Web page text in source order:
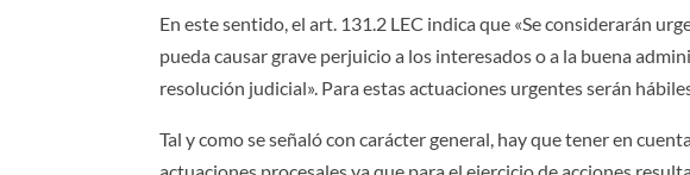
En este sentido, el art. 131.2 LEC indica que «Se considerarán
pueda causar grave perjuicio a los interesados o a la buena
resolución judicial». Para estas actuaciones urgentes serán
Tal y como se señaló con carácter general, hay que tener en